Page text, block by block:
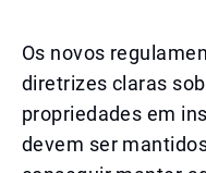
Os novos
diretrizes claras
propriedades em
devem ser